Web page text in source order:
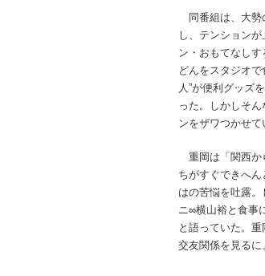
同番組は、大勢
し、テンション
ン・おもてなし
どんをスタジオ
人”が便利グッズ
った。しかしそん
ンをザワつかせて
重岡は「関西か
ちがすぐできへ
はの苦悩を吐露。
ニ∞横山裕と食事
と語っていた。
交友関係を見るに